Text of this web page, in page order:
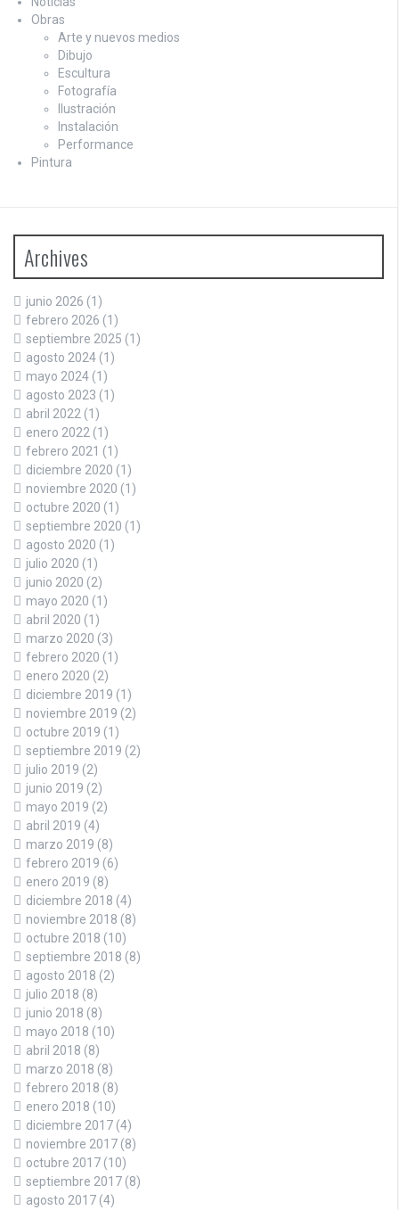
Obras
Arte y nuevos medios
Dibujo
Escultura
Fotografía
Ilustración
Instalación
Performance
Pintura
Archives
junio 2026 (1)
febrero 2026 (1)
septiembre 2025 (1)
agosto 2024 (1)
mayo 2024 (1)
agosto 2023 (1)
abril 2022 (1)
enero 2022 (1)
febrero 2021 (1)
diciembre 2020 (1)
noviembre 2020 (1)
octubre 2020 (1)
septiembre 2020 (1)
agosto 2020 (1)
julio 2020 (1)
junio 2020 (2)
mayo 2020 (1)
abril 2020 (1)
marzo 2020 (3)
febrero 2020 (1)
enero 2020 (2)
diciembre 2019 (1)
noviembre 2019 (2)
octubre 2019 (1)
septiembre 2019 (2)
julio 2019 (2)
junio 2019 (2)
mayo 2019 (2)
abril 2019 (4)
marzo 2019 (8)
febrero 2019 (6)
enero 2019 (8)
diciembre 2018 (4)
noviembre 2018 (8)
octubre 2018 (10)
septiembre 2018 (8)
agosto 2018 (2)
julio 2018 (8)
junio 2018 (8)
mayo 2018 (10)
abril 2018 (8)
marzo 2018 (8)
febrero 2018 (8)
enero 2018 (10)
diciembre 2017 (4)
noviembre 2017 (8)
octubre 2017 (10)
septiembre 2017 (8)
agosto 2017 (4)